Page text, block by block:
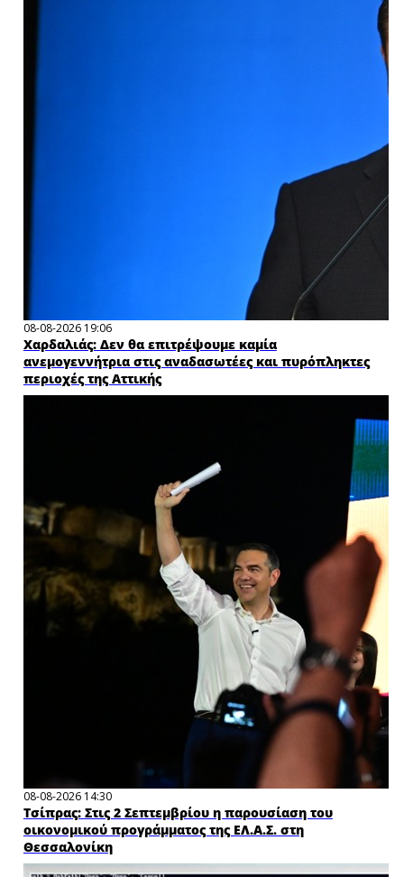
×
08-08-2026 19:06
Χαρδαλιάς: Δεν θα επιτρέψουμε καμία
ανεμογεννήτρια στις αναδασωτέες και πυρόπληκτες
περιοχές της Αττικής
08-08-2026 14:30
Τσίπρας: Στις 2 Σεπτεμβρίου η παρουσίαση του
οικονομικού προγράμματος της ΕΛ.Α.Σ. στη
Θεσσαλονίκη